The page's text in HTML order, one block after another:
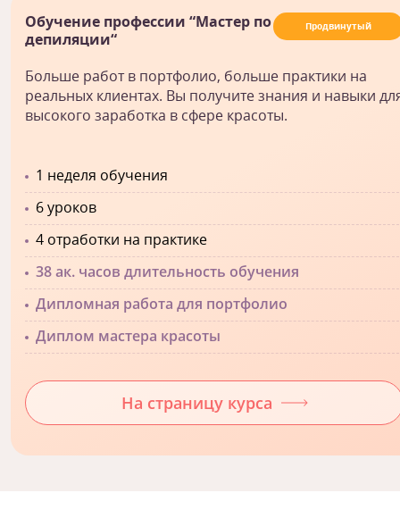
Продвинутый
Обучение профессии “Мастер по
депиляции“
Больше работ в портфолио, больше практики на
реальных клиентах. Вы получите знания и навыки
высокого заработка в сфере красоты.
1 неделя обучения
6 уроков
4 отработки на практике
38 ак. часов длительность обучения
Дипломная работа для портфолио
Диплом мастера красоты
На страницу курса